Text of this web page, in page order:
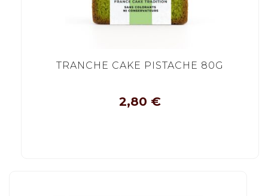
TRANCHE CAKE PISTACHE 80G
2,80 €